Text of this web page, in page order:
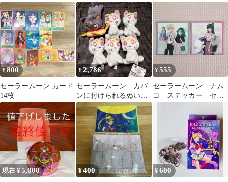
ートボード
ラヌス
¥800
セーラームーン カード
14枚
¥2,786
セーラームーン カバ
ンに付けられるぬいぐ
るみ ルナ ダイア
ナ マスコット 6点
¥555
セーラームーン ナム
コ ステッカー セー
ラームーンコスモス
現在 ¥5,000 ¥400 ¥600